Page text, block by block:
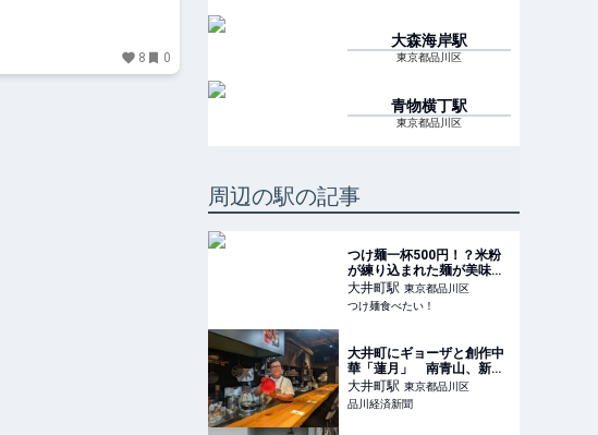
8 0
大森海岸駅
東京都品川区
青物横丁駅
東京都品川区
周辺の駅の記事
つけ麺一杯500円！？米粉
が練り込まれた麺が美味し
い濃厚つけ麺【越後つけ麺
維新/大井町】|つけ麺食べ
たい！
大井町駅 東京都品川区
つけ麺食べたい！
大井町にギョーザと創作中
華「蓮月」 南青山、新橋
に次ぐ都内3店舗目
大井町駅 東京都品川区
品川経済新聞